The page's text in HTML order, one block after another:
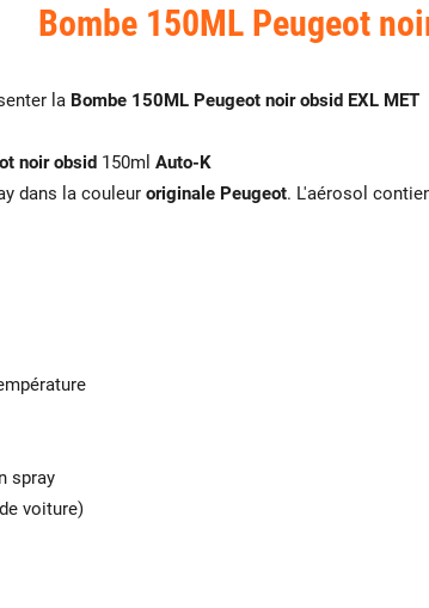
Bombe 150ML Peugeot
la Bombe 150ML Peugeot noir obsid EXL MET
noir obsid 150ml Auto-K
dans la couleur originale Peugeot. L'aérosol
spray
voiture)